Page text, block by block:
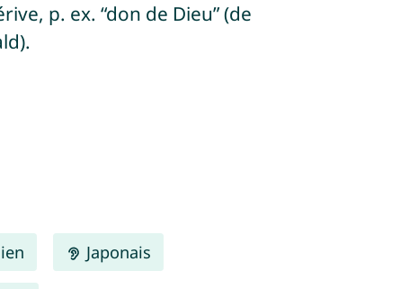
p. ex. “don de Dieu” (de
Japonais